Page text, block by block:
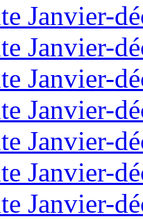
Janvier-
Janvier-
Janvier-
Janvier-
Janvier-
Janvier-
Janvier-